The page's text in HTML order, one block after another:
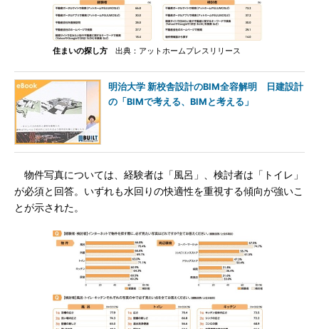
住まいの探し方 出典：アットホームプレスリリース
明治大学 新校舎設計のBIM全容解明 日建設計
の「BIMで考える、BIMと考える」
物件写真については、経験者は「風呂」、検討者は「トイレ」
が必須と回答。いずれも水回りの快適性を重視する傾向が強いこ
とが示された。